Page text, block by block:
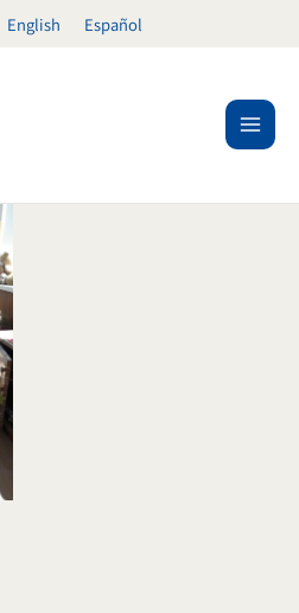
English Español